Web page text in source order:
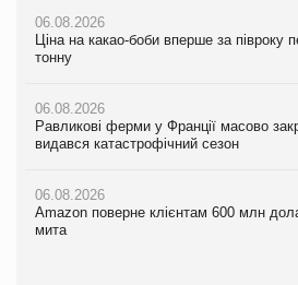
06.08.2026
Ціна на какао-боби вперше за півроку
тонну
06.08.2026
Равликові ферми у Франції масово
видався катастрофічний сезон
06.08.2026
Amazon поверне клієнтам 600 млн
мита
06.08.2026
Ціна на какао-боби вперше за півроку
тонну
06.08.2026
Равликові ферми у Франції масово
видався катастрофічний сезон
06.08.2026
Amazon поверне клієнтам 600 млн
мита
06.08.2026
Равликові ферми у Франції масово
видався катастрофічний сезон
06.08.2026
Amazon поверне клієнтам 600 млн
мита
05.08.2026
У Євросоюзі набули чинності нові
інтелекту